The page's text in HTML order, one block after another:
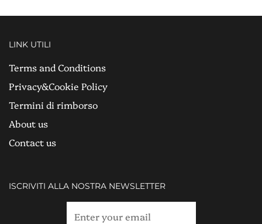
LINK UTILI
Terms and Conditions
Privacy&Cookie Policy
Termini di rimborso
About us
Contact us
ISCRIVITI ALLA NOSTRA NEWSLETTER